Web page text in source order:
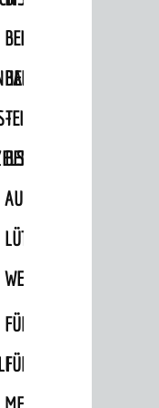
BELLER-
BAD
-
BEMERKENSWERTES
AUF
LÜTZELSACHSEN'S
WEGEN
FÜHRUNGEN
FÜR